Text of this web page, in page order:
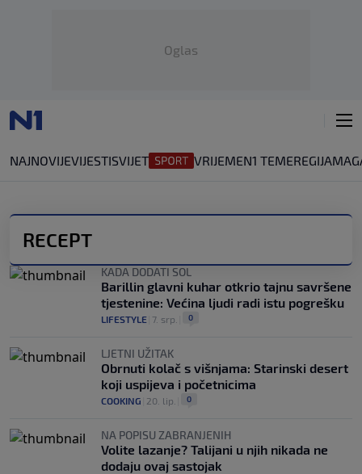
Oglas
NAJNOVIJEVIJESTISVIJET VRIJEMEN1 TEMEREGIJA
RECEPT
KADA DODATI SOL
Barillin glavni kuhar otkrio tajnu savršene
tjestenine: Većina ljudi radi istu pogrešku
LIFESTYLE 7. srp. 0
LJETNI UŽITAK
Obrnuti kolač s višnjama: Starinski desert
koji uspijeva i početnicima
COOKING 20. lip. 0
NA POPISU ZABRANJENIH
Volite lazanje? Talijani u njih nikada ne
dodaju ovaj sastojak